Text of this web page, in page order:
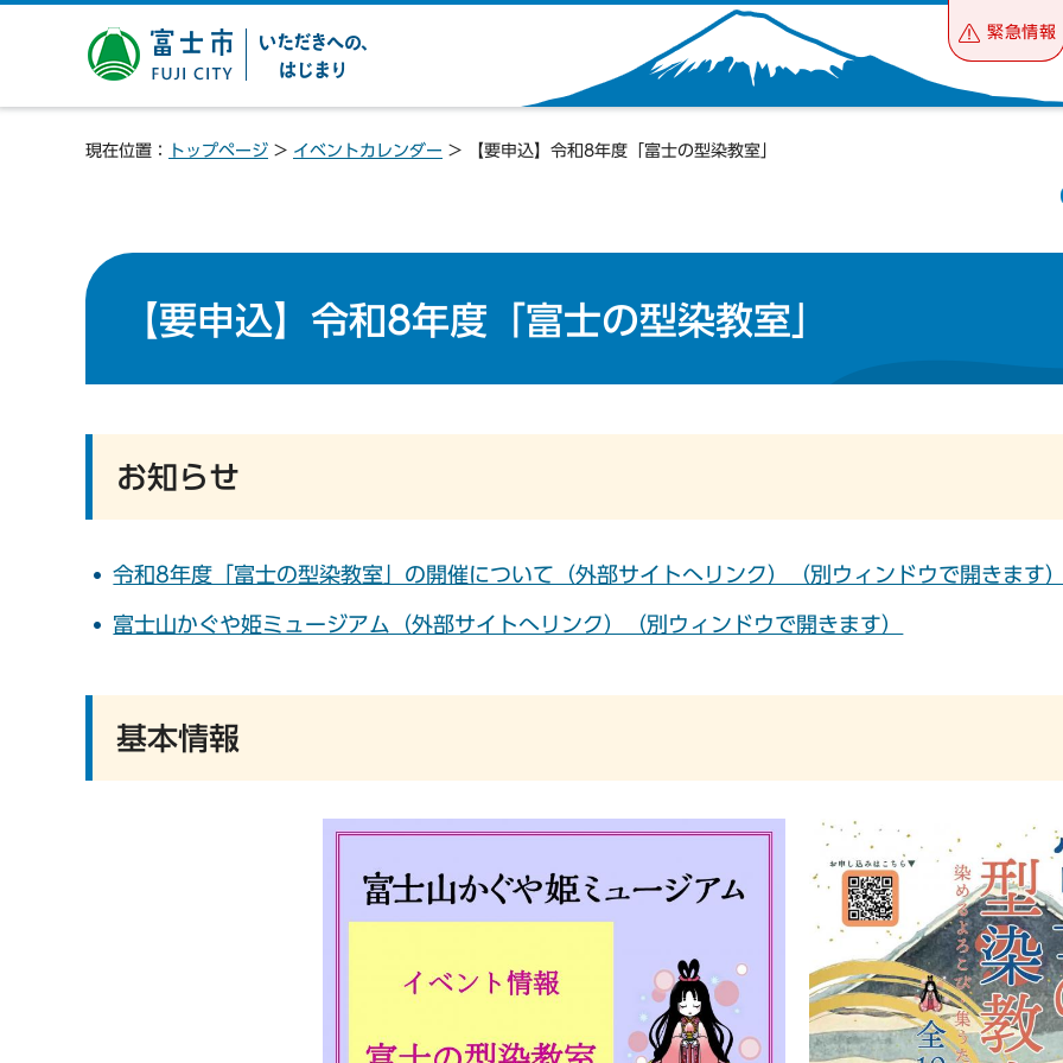
富士市 いただきへの、は
じまり
緊急情報
現在位置： トップページ > イベントカレンダー > 【要申込】令和8年度「富士の型染教室」
【要申込】令和8年度「富士の型染教室」
お知らせ
令和8年度「富士の型染教室」の開催について（外部サイトへリンク）（別ウィンドウで開きます
富士山かぐや姫ミュージアム（外部サイトへリンク）（別ウィンドウで開きます）
基本情報